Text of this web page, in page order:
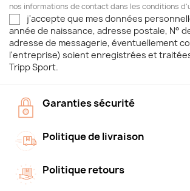
nos informations de contact dans les conditions
j'accepte que mes données
année de naissance, adresse postale, N°
adresse de messagerie, éventuellement
l'entreprise) soient enregistrées et
Tripp Sport.
Garanties sécurité
Politique de livraison
Politique retours